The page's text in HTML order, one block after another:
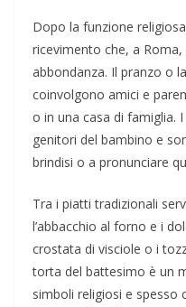
Dopo la funzione
ricevimento che, a
abbondanza. Il pranzo o
coinvolgono amici e
o in una casa di famiglia.
genitori del bambino e
brindisi o a pronunciare
Tra i piatti tradizionali
l’abbacchio al forno e i
crostata di visciole o i
torta del battesimo è un
simboli religiosi e spesso